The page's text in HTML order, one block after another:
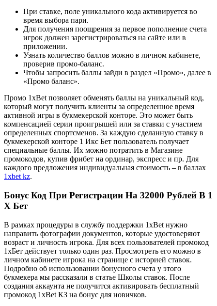
При ставке, поле уникального кода активируется во
время выбора пари.
Для получения поощрения за первое пополнение счета
игрок должен зарегистрироваться на сайте или в
приложении.
Узнать количество баллов можно в личном кабинете,
проверив промо-баланс.
Чтобы запросить баллы зайди в раздел «Промо», далее в
«Промо баланс».
Промо 1xBet позволяет обменять баллы на уникальный код,
который могут получить клиенты за определенное время
активной игры в букмекерской конторе. Это может быть
компенсацией серии проигрышей или за ставки с участием
определенных спортсменов. За каждую сделанную ставку в
букмекерской конторе 1 Икс Бет пользователь получает
специальные баллы. Их можно потратить в Магазине
промокодов, купив фрибет на ординар, экспресс и пр. Для
каждого предложения индивидуальная стоимость – в баллах
1xbet kz.
Бонус Код При Регистрации На 32000 Рублей В 1
Х Бет
В рамках процедуры в службу поддержки 1xBet нужно
направить фотографии документов, которые удостоверяют
возраст и личность игрока. Для всех пользователей промокод
1хБет действует только один раз. Просмотреть его можно в
личном кабинете игрока на странице с историей ставок.
Подробно об использовании бонусного счета у этого
букмекера мы рассказали в статье Школы ставок. После
создания аккаунта не получится активировать бесплатный
промокод 1xBet КЗ на бонус для новичков.